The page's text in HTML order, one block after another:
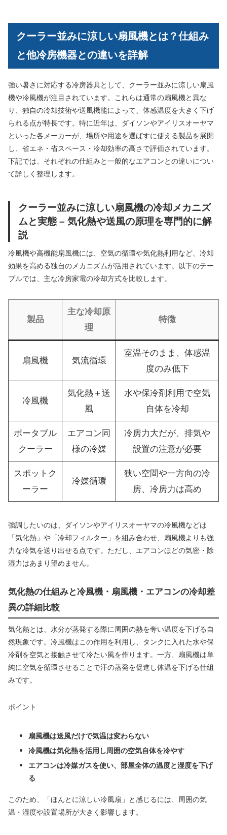
クーラー並みに涼しい扇風機とは？仕組み
と他冷房機器との違いを詳解
強い暑さに対応する冷房器具として、クーラー並みに涼しい扇風
機や冷風機が注目されています。これらは通常の扇風機と異な
り、独自の冷却技術や送風機能によって、体感温度を大きく下げ
られる点が特長です。特に近年は、ダイソンやアイリスオーヤマ
といった各メーカーが、場所や用途を選ばすに使える製品を展開
し、省エネ・省スペース・冷却効率の高さで評価されています。
下記では、それぞれの仕組みと一般的なエアコンとの違いについ
て詳しく整理します。
クーラー並みに涼しい扇風機の冷却メカニズ
ムと実態 – 気化熱や送風の原理を専門的に解
説
冷風機や高機能扇風機には、空気の循環や気化熱利用など、冷却
効果を高める独自のメカニズムが活用されています。以下のテー
ブルでは、主な冷房家電の冷却方式を比較します。
製品
主な冷却原
理
特徴
扇風機 気流循環
室温そのまま、体感温
度のみ低下
冷風機
気化熱＋送
風
水や保冷剤利用で空気
自体を冷却
ポータブル
クーラー
エアコン同
様の冷媒
冷房力大だが、排気や
設置の注意が必要
スポットク
ーラー
冷媒循環
狭い空間や一方向の冷
房、冷房力は高め
強調したいのは、ダイソンやアイリスオーヤマの冷風機などは
「気化熱」や「冷却フィルター」を組み合わせ、扇風機よりも強
力な冷気を送り出せる点です。ただし、エアコンほどの気密・除
湿力はあまり望めません。
気化熱の仕組みと冷風機・扇風機・エアコンの冷却差
異の詳細比較
気化熱とは、水分が蒸発する際に周囲の熱を奪い温度を下げる自
然現象です。冷風機はこの作用を利用し、タンクに入れた水や保
冷剤を空気と接触させて冷たい風を作ります。一方、扇風機は単
純に空気を循環させることで汗の蒸発を促進し体温を下げる仕組
みです。
ポイント
扇風機は送風だけで気温は変わらない
冷風機は気化熱を活用し周囲の空気自体を冷やす
エアコンは冷媒ガスを使い、部屋全体の温度と湿度を下げ
る
このため、「ほんとに涼しい冷風扇」と感じるには、周囲の気
温・湿度や設置場所が大きく影響します。